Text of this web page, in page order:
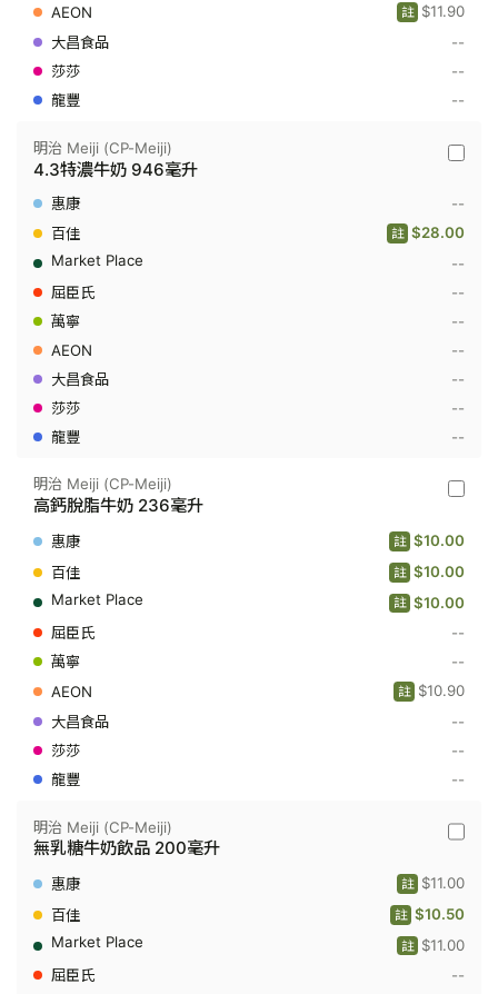
品
毫
$11.90
註
--
--
--
明
Meiji)
4.3
牛
946
明治 Meiji (CP-Meiji)
4.3特濃牛奶 946毫升
--
$28.00
註
--
--
--
--
--
--
--
明
Meiji
(CP-
Meiji)
高
脫
奶
毫
明治 Meiji (CP-Meiji)
高鈣脫脂牛奶 236毫升
$10.00
註
$10.00
註
$10.00
註
--
--
$10.90
註
--
--
--
明
Meiji
(CP-
Meiji)
無
糖
明治 Meiji (CP-Meiji)
無乳糖牛奶飲品 200毫升
$11.00
註
$10.50
註
$11.00
註
--